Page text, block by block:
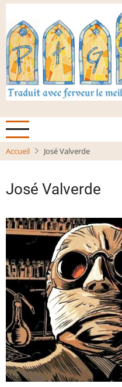
Aller
contenu
principal
Accueil José Valverde
José Valverde